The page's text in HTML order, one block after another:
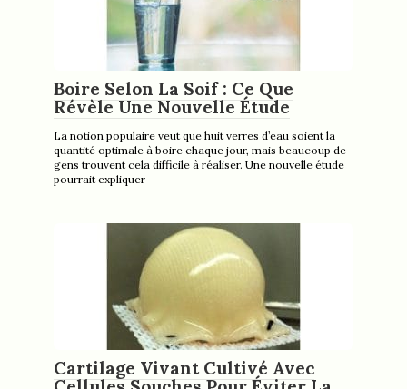
Boire Selon La Soif : Ce Que
Révèle Une Nouvelle Étude
La notion populaire veut que huit verres d’eau soient la
quantité optimale à boire chaque jour, mais beaucoup de
gens trouvent cela difficile à réaliser. Une nouvelle étude
pourrait expliquer
Cartilage Vivant Cultivé Avec